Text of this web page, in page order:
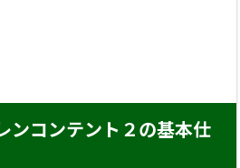
ンコンテント２の基本仕